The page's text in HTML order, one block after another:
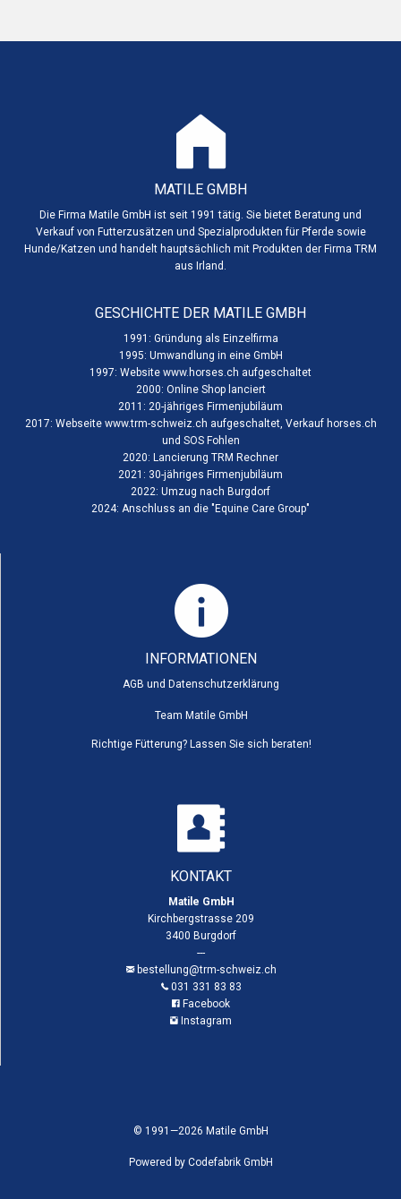
MATILE GMBH
Die Firma Matile GmbH ist seit 1991 tätig. Sie bietet Beratung und
Verkauf von Futterzusätzen und Spezialprodukten für Pferde sowie
Hunde/Katzen und handelt hauptsächlich mit Produkten der Firma TRM
aus Irland.
GESCHICHTE DER MATILE GMBH
1991: Gründung als Einzelfirma
1995: Umwandlung in eine GmbH
1997: Website www.horses.ch aufgeschaltet
2000: Online Shop lanciert
2011: 20-jähriges Firmenjubiläum
2017: Webseite www.trm-schweiz.ch aufgeschaltet, Verkauf horses.ch
und SOS Fohlen
2020: Lancierung TRM Rechner
2021: 30-jähriges Firmenjubiläum
2022: Umzug nach Burgdorf
2024: Anschluss an die "Equine Care Group"
INFORMATIONEN
AGB und Datenschutzerklärung
Team Matile GmbH
Richtige Fütterung? Lassen Sie sich beraten!
KONTAKT
Matile GmbH
Kirchbergstrasse 209
3400 Burgdorf
---
bestellung@trm-schweiz.ch
031 331 83 83
Facebook
Instagram
© 1991—2026 Matile GmbH
Powered by Codefabrik GmbH